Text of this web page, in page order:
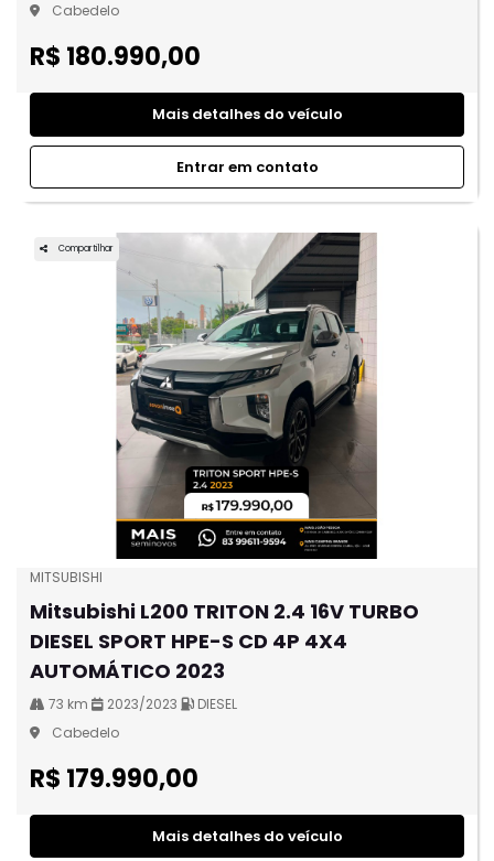
Cabedelo
R$ 180.990,00
Mais detalhes do veículo
Entrar em contato
Compartilhar
MITSUBISHI
Mitsubishi L200 TRITON 2.4 16V TURBO
DIESEL SPORT HPE-S CD 4P 4X4
AUTOMÁTICO 2023
73 km 2023/2023
DIESEL
Cabedelo
R$ 179.990,00
Mais detalhes do veículo